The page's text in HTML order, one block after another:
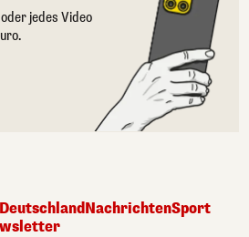
jedes Video
DeutschlandNachrichtenSport